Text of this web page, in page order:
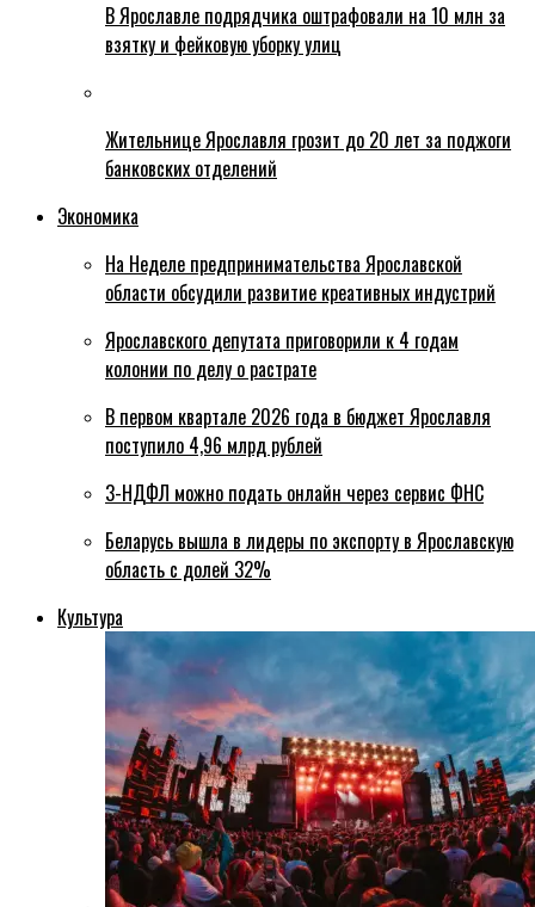
В Ярославле подрядчика оштрафовали на 10 млн за
взятку и фейковую уборку улиц
Жительнице Ярославля грозит до 20 лет за поджоги
банковских отделений
Экономика
На Неделе предпринимательства Ярославской
области обсудили развитие креативных индустрий
Ярославского депутата приговорили к 4 годам
колонии по делу о растрате
В первом квартале 2026 года в бюджет Ярославля
поступило 4,96 млрд рублей
3-НДФЛ можно подать онлайн через сервис ФНС
Беларусь вышла в лидеры по экспорту в Ярославскую
область с долей 32%
Культура